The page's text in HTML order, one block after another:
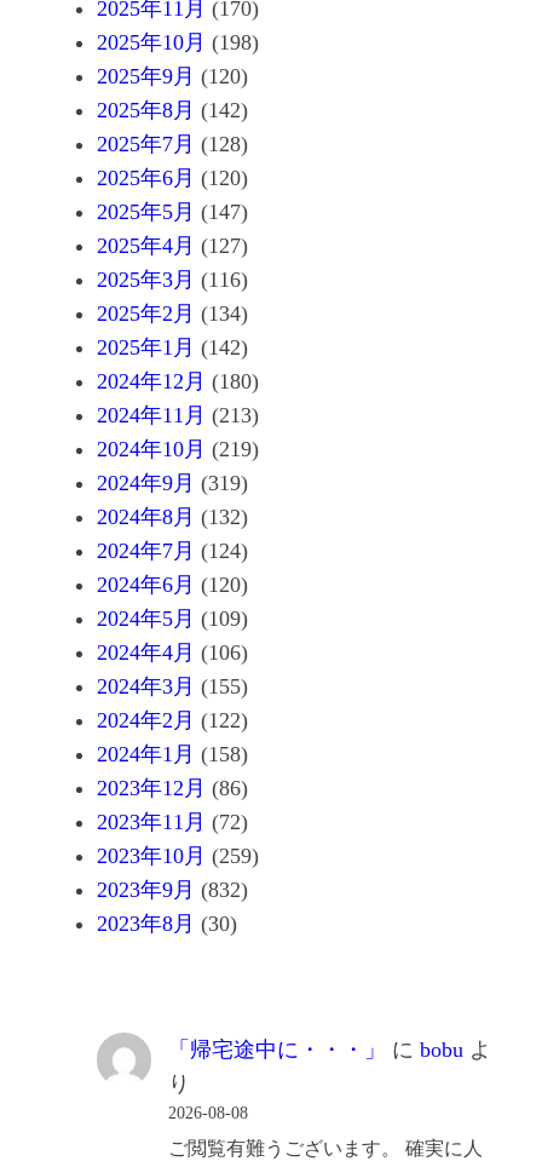
2025年11月 (170)
2025年10月 (198)
2025年9月 (120)
2025年8月 (142)
2025年7月 (128)
2025年6月 (120)
2025年5月 (147)
2025年4月 (127)
2025年3月 (116)
2025年2月 (134)
2025年1月 (142)
2024年12月 (180)
2024年11月 (213)
2024年10月 (219)
2024年9月 (319)
2024年8月 (132)
2024年7月 (124)
2024年6月 (120)
2024年5月 (109)
2024年4月 (106)
2024年3月 (155)
2024年2月 (122)
2024年1月 (158)
2023年12月 (86)
2023年11月 (72)
2023年10月 (259)
2023年9月 (832)
2023年8月 (30)
「帰宅途中に・・・」 に bobuよ
り
2026-08-08
ご閲覧有難うございます。 確実に人